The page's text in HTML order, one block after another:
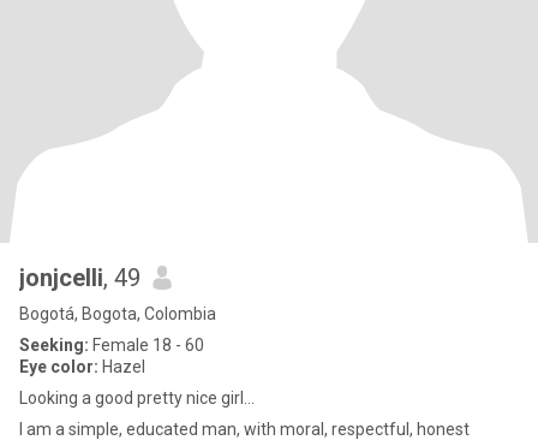
jonjcelli, 49
Bogotá, Bogota, Colombia
Seeking: Female 18 - 60
Eye color: Hazel
Looking a good pretty nice girl...
I am a simple, educated man, with moral, respectful, honest